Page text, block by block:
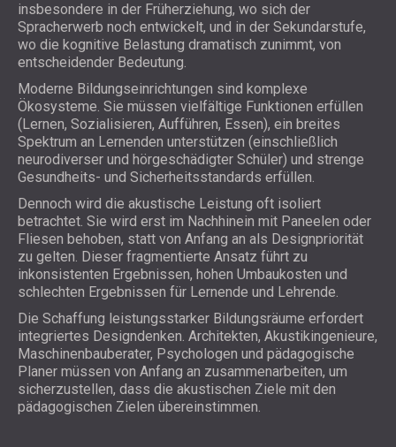
insbesondere in der Früherziehung, wo sich der
Spracherwerb noch entwickelt, und in der Sekundarstufe,
wo die kognitive Belastung dramatisch zunimmt, von
entscheidender Bedeutung.
Moderne Bildungseinrichtungen sind komplexe
Ökosysteme. Sie müssen vielfältige Funktionen erfüllen
(Lernen, Sozialisieren, Aufführen, Essen), ein breites
Spektrum an Lernenden unterstützen (einschließlich
neurodiverser und hörgeschädigter Schüler) und strenge
Gesundheits- und Sicherheitsstandards erfüllen.
Dennoch wird die akustische Leistung oft isoliert
betrachtet. Sie wird erst im Nachhinein mit Paneelen oder
Fliesen behoben, statt von Anfang an als Designpriorität
zu gelten. Dieser fragmentierte Ansatz führt zu
inkonsistenten Ergebnissen, hohen Umbaukosten und
schlechten Ergebnissen für Lernende und Lehrende.
Die Schaffung leistungsstarker Bildungsräume erfordert
integriertes Designdenken. Architekten, Akustikingenieure,
Maschinenbauberater, Psychologen und pädagogische
Planer müssen von Anfang an zusammenarbeiten, um
sicherzustellen, dass die akustischen Ziele mit den
pädagogischen Zielen übereinstimmen.